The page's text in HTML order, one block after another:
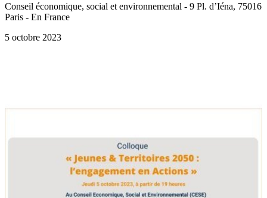
Conseil économique, social et environnemental - 9 Pl. d’Iéna, 75016
Paris - En France
5 octobre 2023